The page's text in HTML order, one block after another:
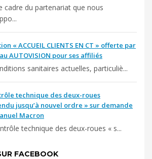
cadre du partenariat que nous
« ACCUEIL CLIENTS EN CT » offerte par
AUTOVISION pour ses affiliés
sanitaires actuelles, particuliè...
technique des deux-roues
jusqu’à nouvel ordre » sur demande
Macron
technique des deux-roues « s...
FACEBOOK